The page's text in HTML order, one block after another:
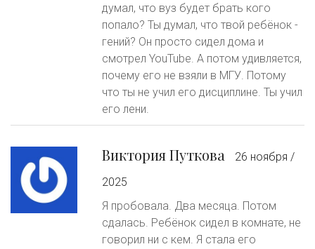
думал, что вуз будет брать кого
попало? Ты думал, что твой ребёнок -
гений? Он просто сидел дома и
смотрел YouTube. А потом удивляется,
почему его не взяли в МГУ. Потому
что ты не учил его дисциплине. Ты учил
его лени.
Виктория Путкова
26 ноября /
2025
Я пробовала. Два месяца. Потом
сдалась. Ребёнок сидел в комнате, не
говорил ни с кем. Я стала его